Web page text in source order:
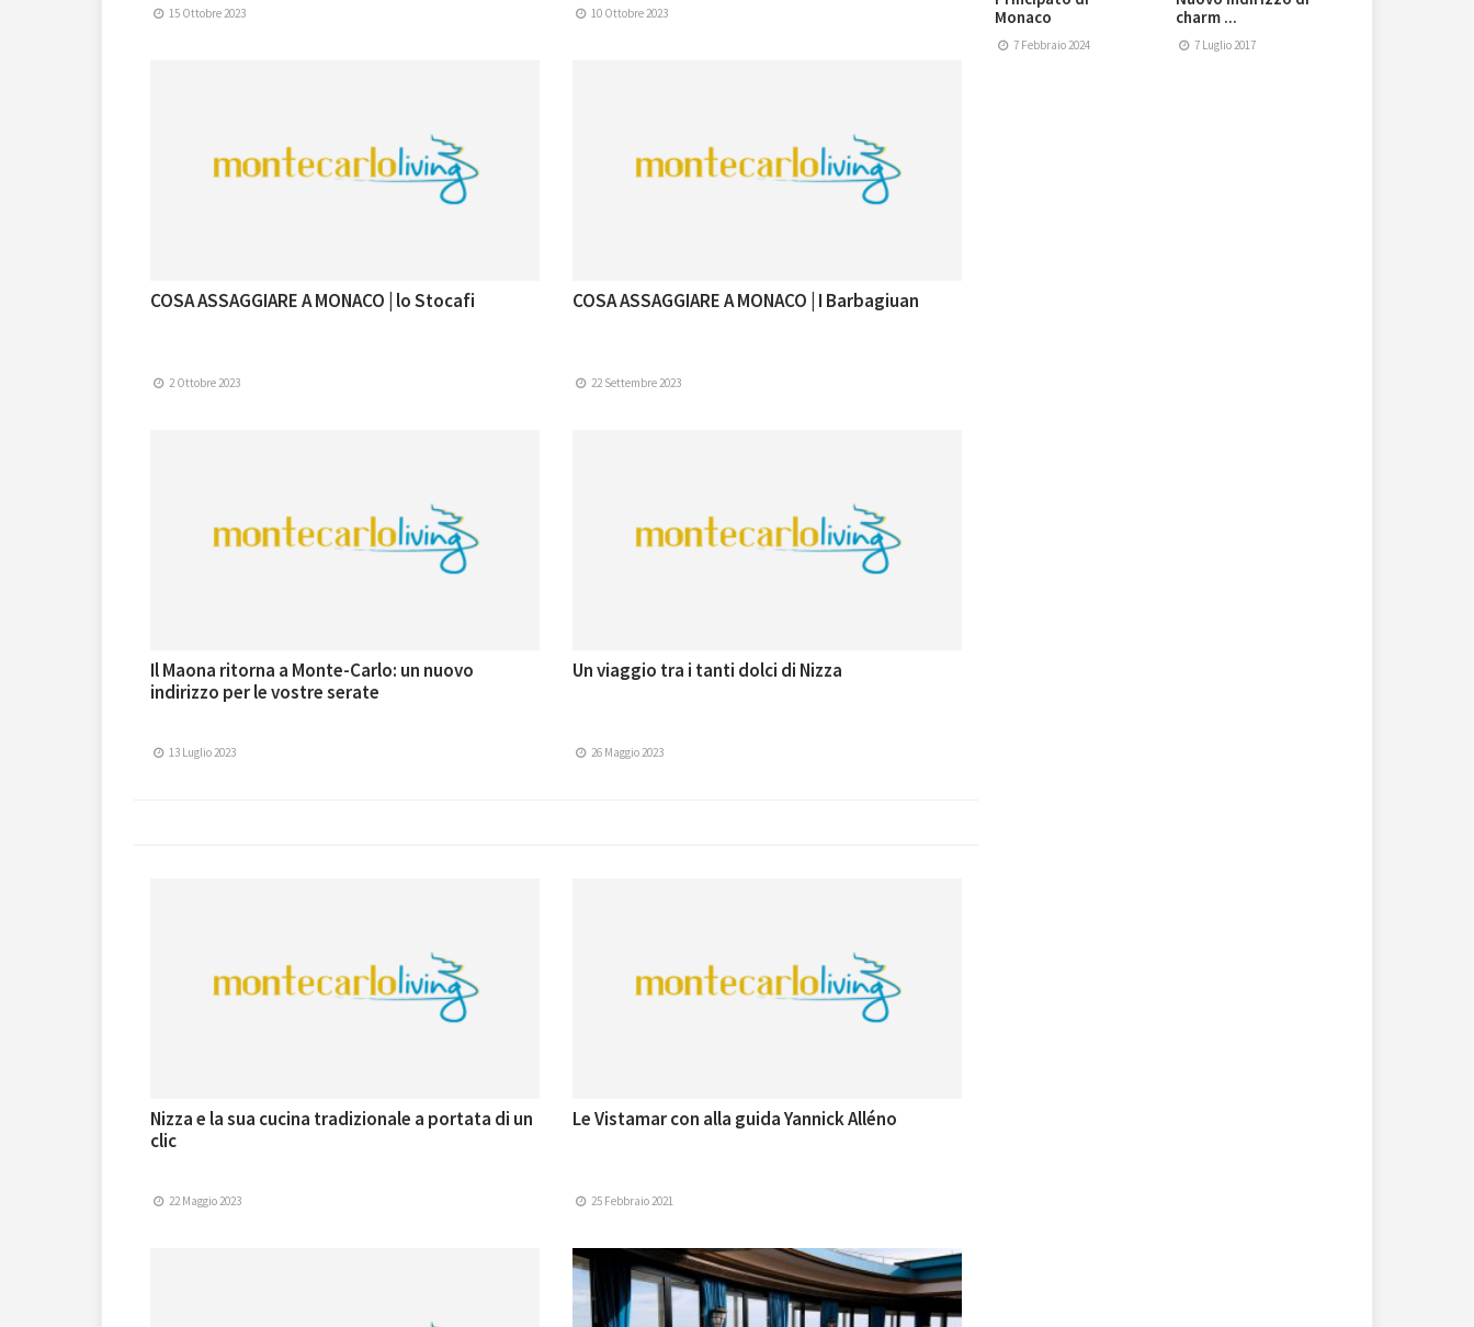
15 Ottobre 2023 10 Ottobre 2023
COSA ASSAGGIARE A MONACO | lo Stocafi
2 Ottobre 2023
COSA ASSAGGIARE A MONACO | I Barbagiuan
22 Settembre 2023
Il Maona ritorna a Monte-Carlo: un nuovo
indirizzo per le vostre serate
13 Luglio 2023
Un viaggio tra i tanti dolci di Nizza
26 Maggio 2023
Nizza e la sua cucina tradizionale a portata di un
clic
22 Maggio 2023
Le Vistamar con alla guida Yannick Alléno
25 Febbraio 2021
Monaco
7 Febbraio 2024
charm ...
7 Luglio 2017